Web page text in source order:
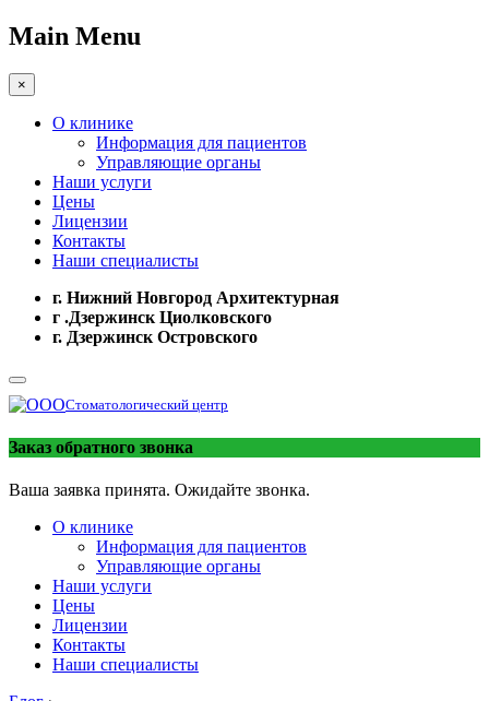
Main Menu
×
О клинике
Информация для пациентов
Управляющие органы
Наши услуги
Цены
Лицензии
Контакты
Наши специалисты
г. Нижний Новгород Архитектурная
г .Дзержинск Циолковского
г. Дзержинск Островского
Стоматологический центр
Заказ обратного звонка
Ваша заявка принята. Ожидайте звонка.
О клинике
Информация для пациентов
Управляющие органы
Наши услуги
Цены
Лицензии
Контакты
Наши специалисты